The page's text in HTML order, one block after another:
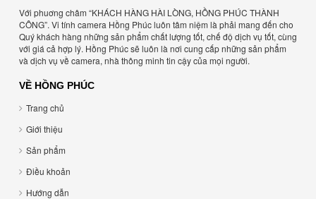
Với phuơng châm “KHÁCH HÀNG HÀI LÒNG, HỒNG PHÚC THÀNH
CÔNG”. Vi tính camera Hồng Phúc luôn tâm niệm là phải mang đến cho
Quý khách hàng những sản phẩm chất lượng tốt, chế độ dịch vụ tốt, cùng
với giá cả hợp lý. Hồng Phúc sẽ luôn là nơi cung cấp những sản phẩm
và dịch vụ về camera, nhà thông minh tin cậy của mọi người.
VỀ HỒNG PHÚC
Trang chủ
Giới thiệu
Sản phẩm
Điều khoản
Hướng dẫn